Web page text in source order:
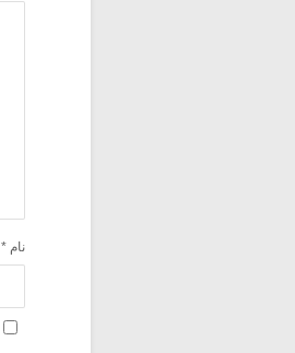
نام *